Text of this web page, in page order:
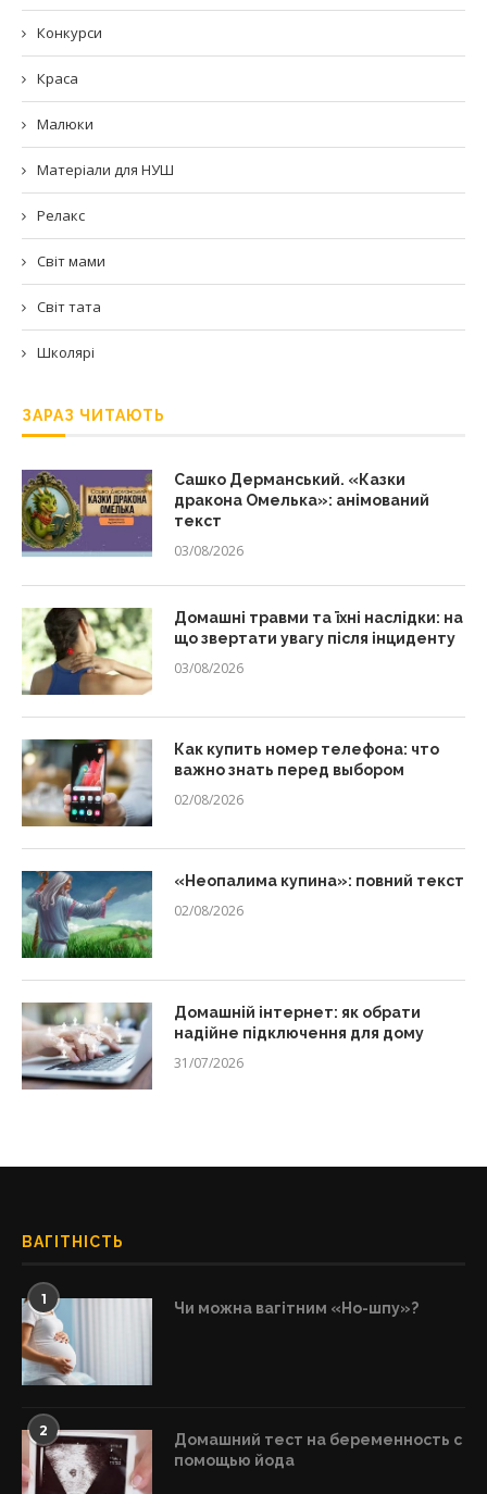
Конкурси
Краса
Малюки
Матеріали для НУШ
Релакс
Світ мами
Світ тата
Школярі
ЗАРАЗ ЧИТАЮТЬ
Сашко Дерманський. «Казки
дракона Омелька»: анімований
текст
03/08/2026
Домашні травми та їхні наслідки: на
що звертати увагу після інциденту
03/08/2026
Как купить номер телефона: что
важно знать перед выбором
02/08/2026
«Неопалима купина»: повний текст
02/08/2026
Домашній інтернет: як обрати
надійне підключення для дому
31/07/2026
ВАГІТНІСТЬ
1 Чи можна вагітним «Но-шпу»?
2
Домашний тест на беременность с
помощью йода